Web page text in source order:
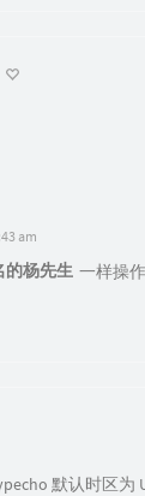
am
的杨先生 一样操作
默认时区为